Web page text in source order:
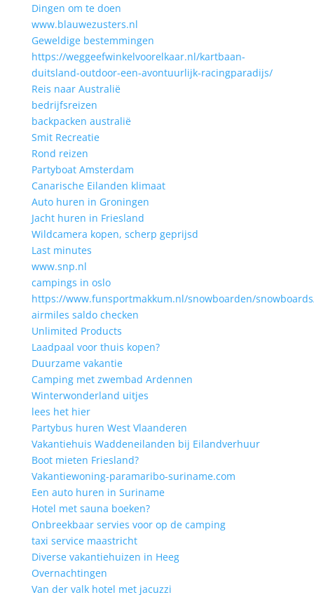
Dingen om te doen
www.blauwezusters.nl
Geweldige bestemmingen
https://weggeefwinkelvoorelkaar.nl/kartbaan-
duitsland-outdoor-een-avontuurlijk-racingparadijs/
Reis naar Australië
bedrijfsreizen
backpacken australië
Smit Recreatie
Rond reizen
Partyboat Amsterdam
Canarische Eilanden klimaat
Auto huren in Groningen
Jacht huren in Friesland
Wildcamera kopen, scherp geprijsd
Last minutes
www.snp.nl
campings in oslo
https://www.funsportmakkum.nl/snowboarden/
airmiles saldo checken
Unlimited Products
Laadpaal voor thuis kopen?
Duurzame vakantie
Camping met zwembad Ardennen
Winterwonderland uitjes
lees het hier
Partybus huren West Vlaanderen
Vakantiehuis Waddeneilanden bij Eilandverhuur
Boot mieten Friesland?
Vakantiewoning-paramaribo-suriname.com
Een auto huren in Suriname
Hotel met sauna boeken?
Onbreekbaar servies voor op de camping
taxi service maastricht
Diverse vakantiehuizen in Heeg
Overnachtingen
Van der valk hotel met jacuzzi